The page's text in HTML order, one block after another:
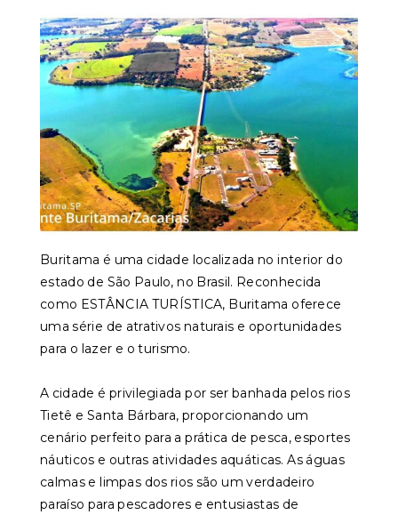
Buritama é uma cidade localizada no interior do
estado de São Paulo, no Brasil. Reconhecida
como ESTÂNCIA TURÍSTICA, Buritama oferece
uma série de atrativos naturais e oportunidades
para o lazer e o turismo.
A cidade é privilegiada por ser banhada pelos rios
Tietê e Santa Bárbara, proporcionando um
cenário perfeito para a prática de pesca, esportes
náuticos e outras atividades aquáticas. As águas
calmas e limpas dos rios são um verdadeiro
paraíso para pescadores e entusiastas de